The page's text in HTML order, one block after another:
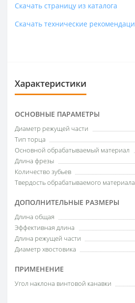
Скачать страницу из каталога
Скачать технические
Характеристики
ОСНОВНЫЕ ПАРАМЕТРЫ
Диаметр режущей части
Тип торца
Основной обрабатываемый материал
Длина фрезы
Количество зубьев
Твердость обрабатываемого
ДОПОЛНИТЕЛЬНЫЕ РАЗМЕРЫ
Длина общая
Эффективная длина
Длина режущей части
Диаметр хвостовика
ПРИМЕНЕНИЕ
Угол наклона винтовой канавки